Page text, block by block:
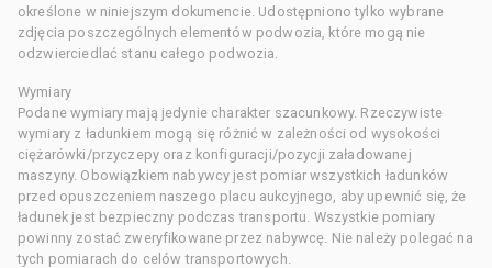
określone w niniejszym dokumencie. Udostępniono tylko wybrane
zdjęcia poszczególnych elementów podwozia, które mogą nie
odzwierciedlać stanu całego podwozia.
Wymiary
Podane wymiary mają jedynie charakter szacunkowy. Rzeczywiste
wymiary z ładunkiem mogą się różnić w zależności od wysokości
ciężarówki/przyczepy oraz konfiguracji/pozycji załadowanej
maszyny. Obowiązkiem nabywcy jest pomiar wszystkich ładunków
przed opuszczeniem naszego placu aukcyjnego, aby upewnić się, że
ładunek jest bezpieczny podczas transportu. Wszystkie pomiary
powinny zostać zweryfikowane przez nabywcę. Nie należy polegać na
tych pomiarach do celów transportowych.